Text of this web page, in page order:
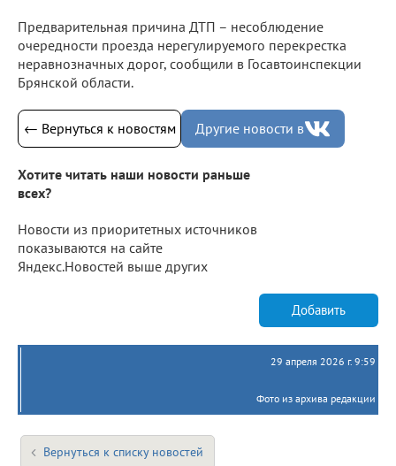
Предварительная причина ДТП – несоблюдение
очередности проезда нерегулируемого перекрестка
неравнозначных дорог, сообщили в Госавтоинспекции
Брянской области.
← Вернуться к новостям Другие новости в
Хотите читать наши новости раньше
всех?
Новости из приоритетных источников
показываются на сайте
Яндекс.Новостей выше других
Добавить
29 апреля 2026 г. 9:59
Фото из архива редакции
Вернуться к списку новостей